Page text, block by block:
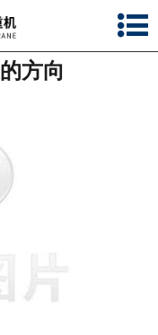
公司简介
联系我们
方向